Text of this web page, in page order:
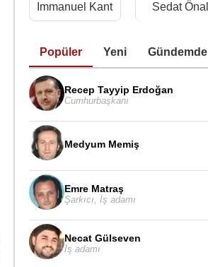
Immanuel Kant Sedat Önal
Popüler Yeni Gündemde
Recep Tayyip Erdoğan
Cumhurbaşkanı
Medyum Memiş
Emre Matraş
Şarkıcı İş adamı
Necat Gülseven
İş adamı